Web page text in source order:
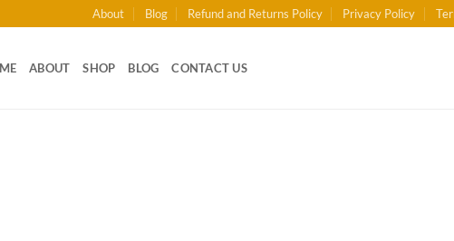
About Blog Refund and Returns Policy Privacy Policy
ABOUT SHOP BLOG CONTACT US